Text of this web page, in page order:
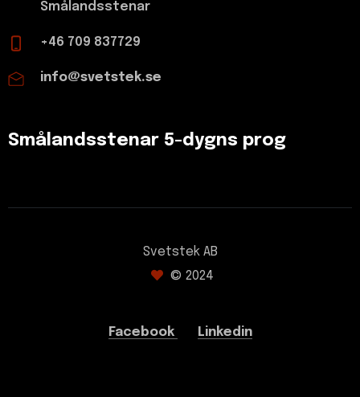
Smålandsstenar
+46 709 837729
info@svetstek.se
Smålandsstenar 5-dygns prog
Svetstek AB
© 2024
Facebook Linkedin